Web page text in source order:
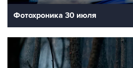
Фотохроника 30 июля